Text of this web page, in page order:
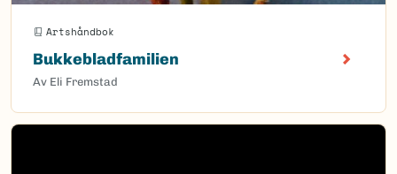
Artshåndbok
Bukkebladfamilien
Av Eli Fremstad